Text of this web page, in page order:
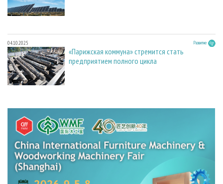
04.10.2025 Развитие
«Парижская коммуна» стремится стать
предприятием полного цикла